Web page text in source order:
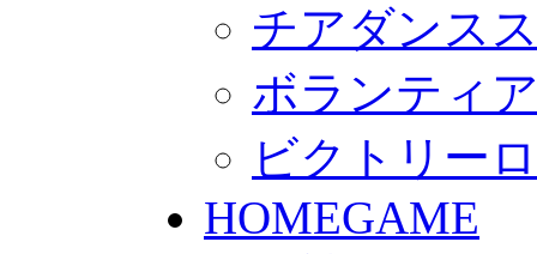
チアダンス
ボランティ
ビクトリー
HOMEGAME